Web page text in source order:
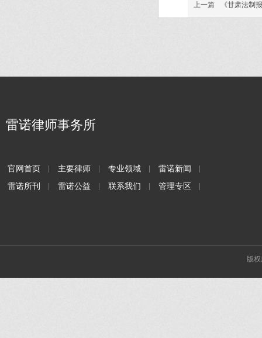
上一篇 《甘肃法制
官网首页 主要律师 专业领域
雷诺新闻
雷诺所刊
雷诺公益 联系我们 管理专区
雷诺律师事务所
版